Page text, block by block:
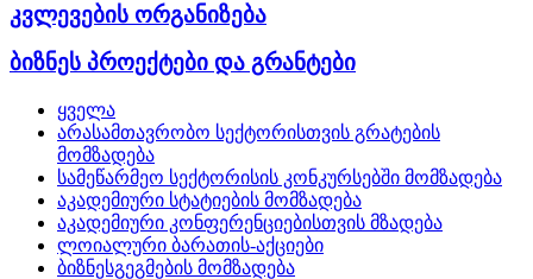
კვლევების ორგანიზება
ბიზნეს პროექტები და გრანტები
ყველა
არასამთავრობო სექტორისთვის გრატების
მომზადება
სამეწარმეო სექტორისის კონკურსებში მომზადება
აკადემიური სტატიების მომზადება
აკადემიური კონფერენციებისთვის მზადება
ლოიალური ბარათის-აქციები
ბიზნესგეგმების მომზადება